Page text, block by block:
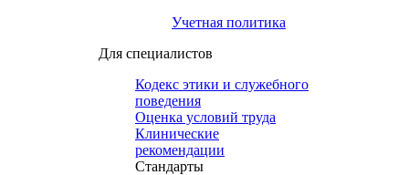
Учетная политика
Для специалистов
Кодекс этики и служебного
поведения
Оценка условий труда
Клинические
рекомендации
Cтандарты